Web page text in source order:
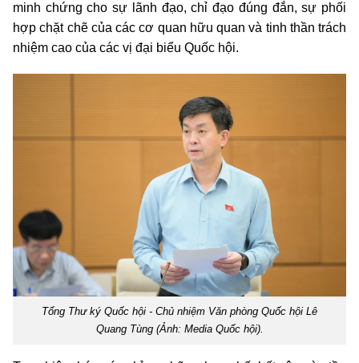
minh chứng cho sự lãnh đạo, chỉ đạo đúng đắn, sự phối
hợp chặt chẽ của các cơ quan hữu quan và tinh thần trách
nhiệm cao của các vị đại biểu Quốc hội.
Tổng Thư ký Quốc hội - Chủ nhiệm Văn phòng Quốc hội Lê
Quang Tùng (Ảnh: Media Quốc hội).